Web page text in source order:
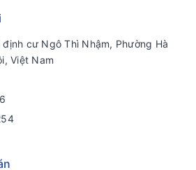
định cư Ngô Thì Nhậm, Phường Hà
Việt Nam